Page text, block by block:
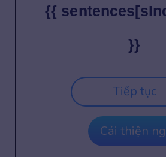
{{
}}
Tiếp tục
Cải thiện